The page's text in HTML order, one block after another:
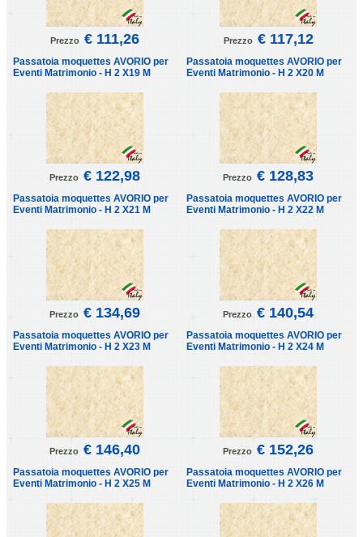
Prezzo € 111,26
Passatoia moquettes AVORIO per
Eventi Matrimonio - H 2 X19 M
Prezzo € 117,12
Passatoia moquettes AVORIO per
Eventi Matrimonio - H 2 X20 M
Prezzo € 122,98
Passatoia moquettes AVORIO per
Eventi Matrimonio - H 2 X21 M
Prezzo € 128,83
Passatoia moquettes AVORIO per
Eventi Matrimonio - H 2 X22 M
Prezzo € 134,69
Passatoia moquettes AVORIO per
Eventi Matrimonio - H 2 X23 M
Prezzo € 140,54
Passatoia moquettes AVORIO per
Eventi Matrimonio - H 2 X24 M
Prezzo € 146,40
Passatoia moquettes AVORIO per
Eventi Matrimonio - H 2 X25 M
Prezzo € 152,26
Passatoia moquettes AVORIO per
Eventi Matrimonio - H 2 X26 M